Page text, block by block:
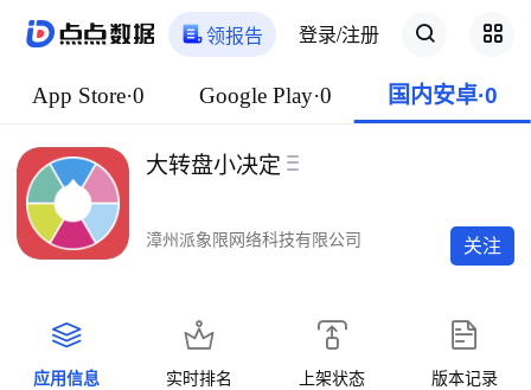
领报告 登录/注册
App Store·0 Google Play·0 国内安卓·0
大转盘小决定
漳州派象限网络科技有限公司 关注
应用信息 实时排名 上架状态 版本记录